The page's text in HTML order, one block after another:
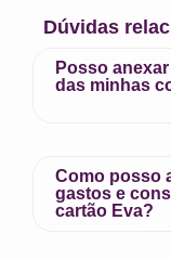
Dúvidas
Posso
das minhas
Como posso
gastos e
cartão Eva?